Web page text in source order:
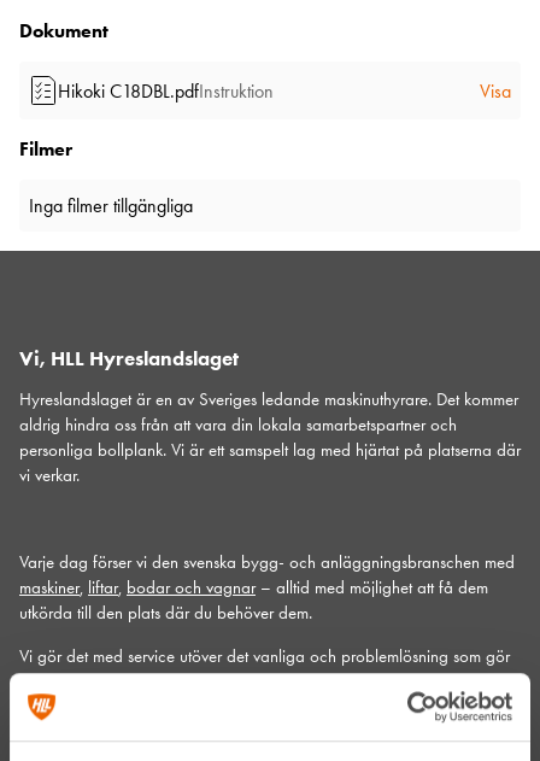
Dokument
Hikoki C18DBL.pdfInstruktion Visa
Filmer
Inga filmer tillgängliga
Vi, HLL Hyreslandslaget
Hyreslandslaget är en av Sveriges ledande maskinuthyrare. Det kommer
aldrig hindra oss från att vara din lokala samarbetspartner och
personliga bollplank. Vi är ett samspelt lag med hjärtat på platserna där
vi verkar.
Varje dag förser vi den svenska bygg- och anläggningsbranschen med
maskiner, liftar, bodar och vagnar– alltid med möjlighet att få dem
utkörda till den plats där du behöver dem.
Vi gör det med service utöver det vanliga och problemlösning som gör
skillnad. Hos oss handlar mycket om maskiner, men alltid allra mest om
människor och relationer. Välkommen in till din närmsta depå!